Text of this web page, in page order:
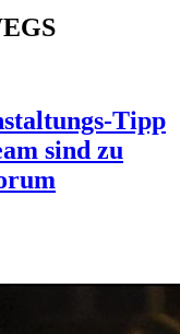
Tipp
sind zu